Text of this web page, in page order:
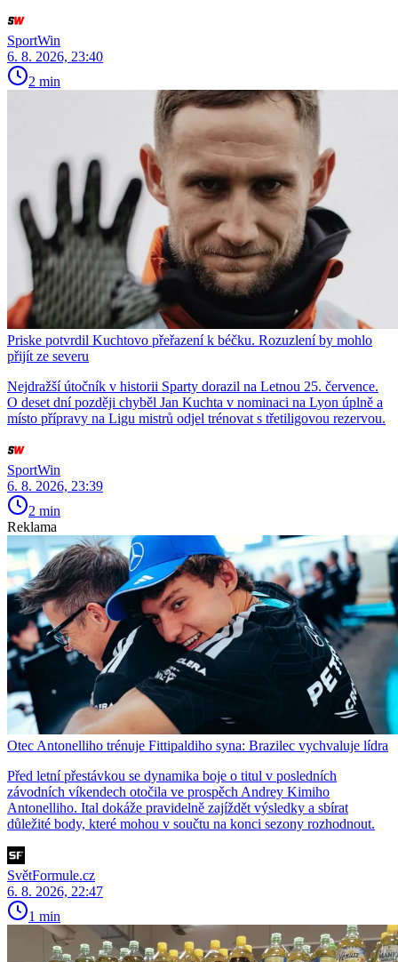
SportWin
6. 8. 2026, 23:40
2 min
Priske potvrdil Kuchtovo přeřazení k béčku. Rozuzlení by mohlo
přijít ze severu
Nejdražší útočník v historii Sparty dorazil na Letnou 25. července.
O deset dní později chyběl Jan Kuchta v nominaci na Lyon úplně a
místo přípravy na Ligu mistrů odjel trénovat s třetiligovou rezervou.
SportWin
6. 8. 2026, 23:39
2 min
Reklama
Otec Antonelliho trénuje Fittipaldiho syna: Brazilec vychvaluje lídra
Před letní přestávkou se dynamika boje o titul v posledních
závodních víkendech otočila ve prospěch Andrey Kimiho
Antonelliho. Ital dokáže pravidelně zajíždět výsledky a sbírat
důležité body, které mohou v součtu na konci sezony rozhodnout.
SvětFormule.cz
6. 8. 2026, 22:47
1 min